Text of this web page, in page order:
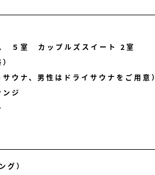
５室 カップルズスイート 2室
ウナ、男性はドライサウナをご用意
ジ
グ）